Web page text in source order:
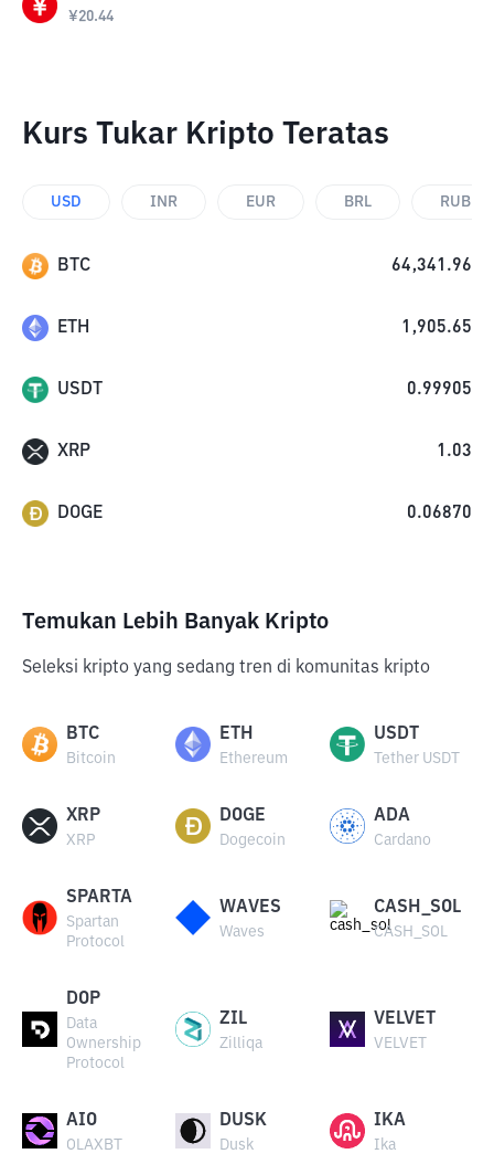
¥20.44
Kurs Tukar Kripto Teratas
USD INR EUR BRL RUB
BTC 64,341.96
ETH 1,905.65
USDT 0.99905
XRP 1.03
DOGE 0.06870
Temukan Lebih Banyak Kripto
Seleksi kripto yang sedang tren di komunitas kripto
BTC
Bitcoin
ETH
Ethereum
USDT
Tether USDT
XRP
XRP
DOGE
Dogecoin
ADA
Cardano
SPARTA
Spartan
Protocol
WAVES
Waves
CASH_SOL
CASH_SOL
DOP
Data
Ownership
Protocol
ZIL
Zilliqa
VELVET
VELVET
AIO
OLAXBT
DUSK
Dusk
IKA
Ika